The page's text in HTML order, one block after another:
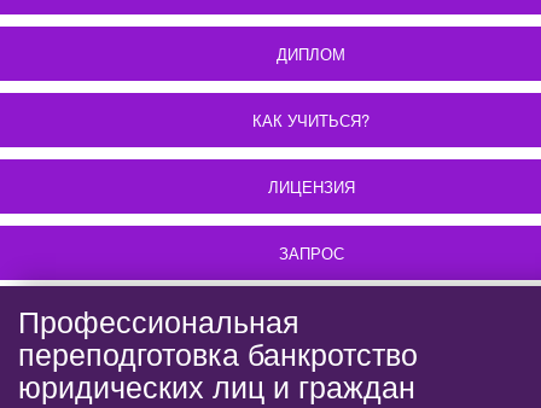
ДИПЛОМ
КАК УЧИТЬСЯ?
ЛИЦЕНЗИЯ
ЗАПРОС
Профессиональная
переподготовка банкротство
юридических лиц и граждан